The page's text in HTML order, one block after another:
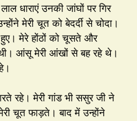
धाराएं उनकी जांघों पर गिर
मेरी चूत को बेदर्दी से चोदा।
मेरे होंठों को चूसते और
आंसू मेरी आंखों से बह रहे थे।
रहे। मेरी गांड भी ससुर जी ने
चूत फाड़ते। बाद में उन्होंने